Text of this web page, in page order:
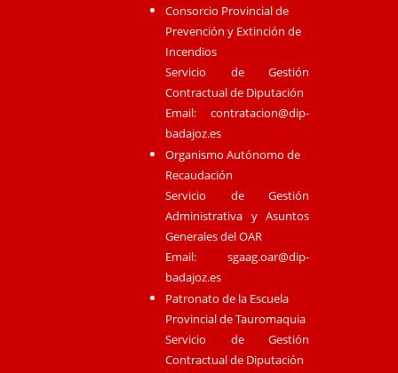
Consorcio Provincial de
Prevención y Extinción de
Incendios
Servicio de Gestión
Contractual de Diputación
Email:contratacion@dip-
badajoz.es
Organismo Autónomo de
Recaudación
Servicio de Gestión
Administrativa y Asuntos
Generales del OAR
Email:sgaag.oar@dip-
badajoz.es
Patronato de la Escuela
Provincial de Tauromaquia
Servicio de Gestión
Contractual de Diputación